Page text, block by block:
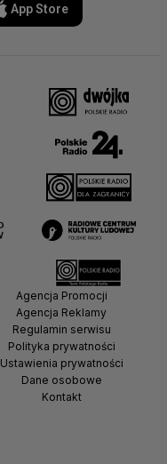
App Store
Agencja Promocji
Agencja Reklamy
Regulamin serwisu
Polityka prywatności
Ustawienia prywatności
Dane osobowe
Kontakt